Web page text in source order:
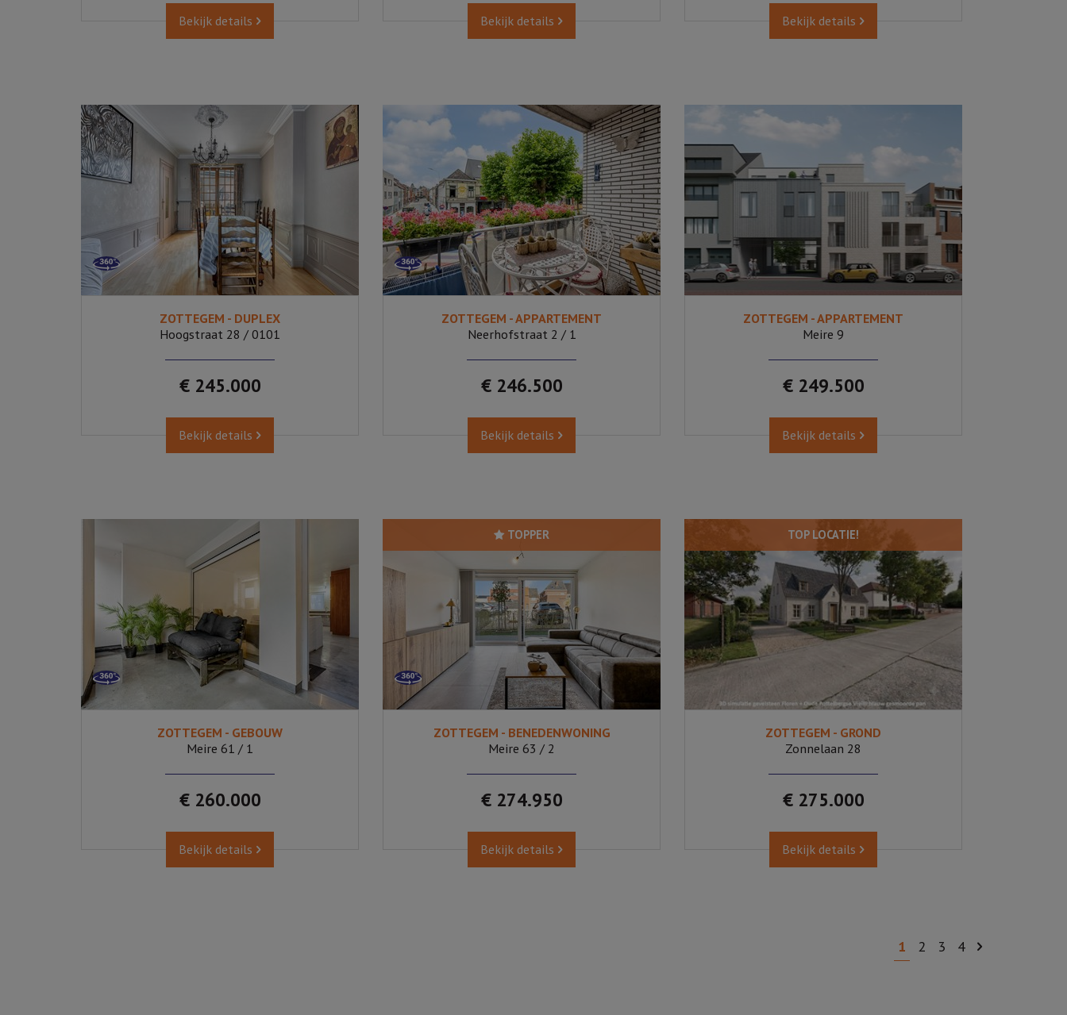
Bekijk details Bekijk details Bekijk details
2 Ja 247
ZOTTEGEM - DUPLEX
Hoogstraat 28 / 0101
€ 245.000
Bekijk details
2 Ja 192
ZOTTEGEM - APPARTEMENT
Neerhofstraat 2 / 1
€ 246.500
Bekijk details
1 Ja
ZOTTEGEM - APPARTEMENT
Meire 9
€ 249.500
Bekijk details
1 Ja
ZOTTEGEM - GEBOUW
Meire 61 / 1
€ 260.000
Bekijk details
TOPPER
1 Ja
ZOTTEGEM - BENEDENWONING
Meire 63 / 2
€ 274.950
Bekijk details
TOP LOCATIE!
716 m² Ja
ZOTTEGEM - GROND
Zonnelaan 28
€ 275.000
Bekijk details
1 2 3 4